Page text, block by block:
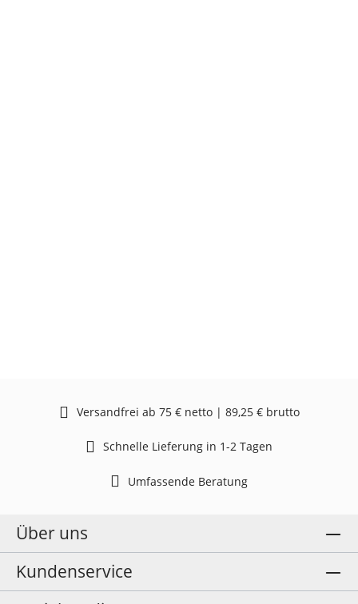
Versandfrei ab 75 € netto | 89,25 € brutto
Schnelle Lieferung in 1-2 Tagen
Umfassende Beratung
Über uns
Kundenservice